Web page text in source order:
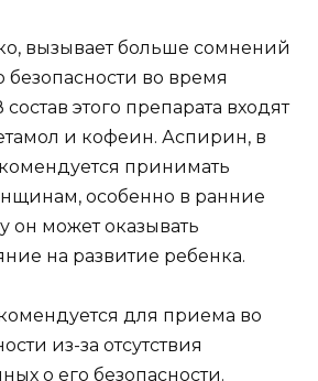
вызывает больше сомнений
во время
этого препарата входят
и кофеин. Аспирин, в
принимать
особенно в ранние
он может оказывать
на развитие ребенка.
для приема во
из-за отсутствия
о его безопасности.